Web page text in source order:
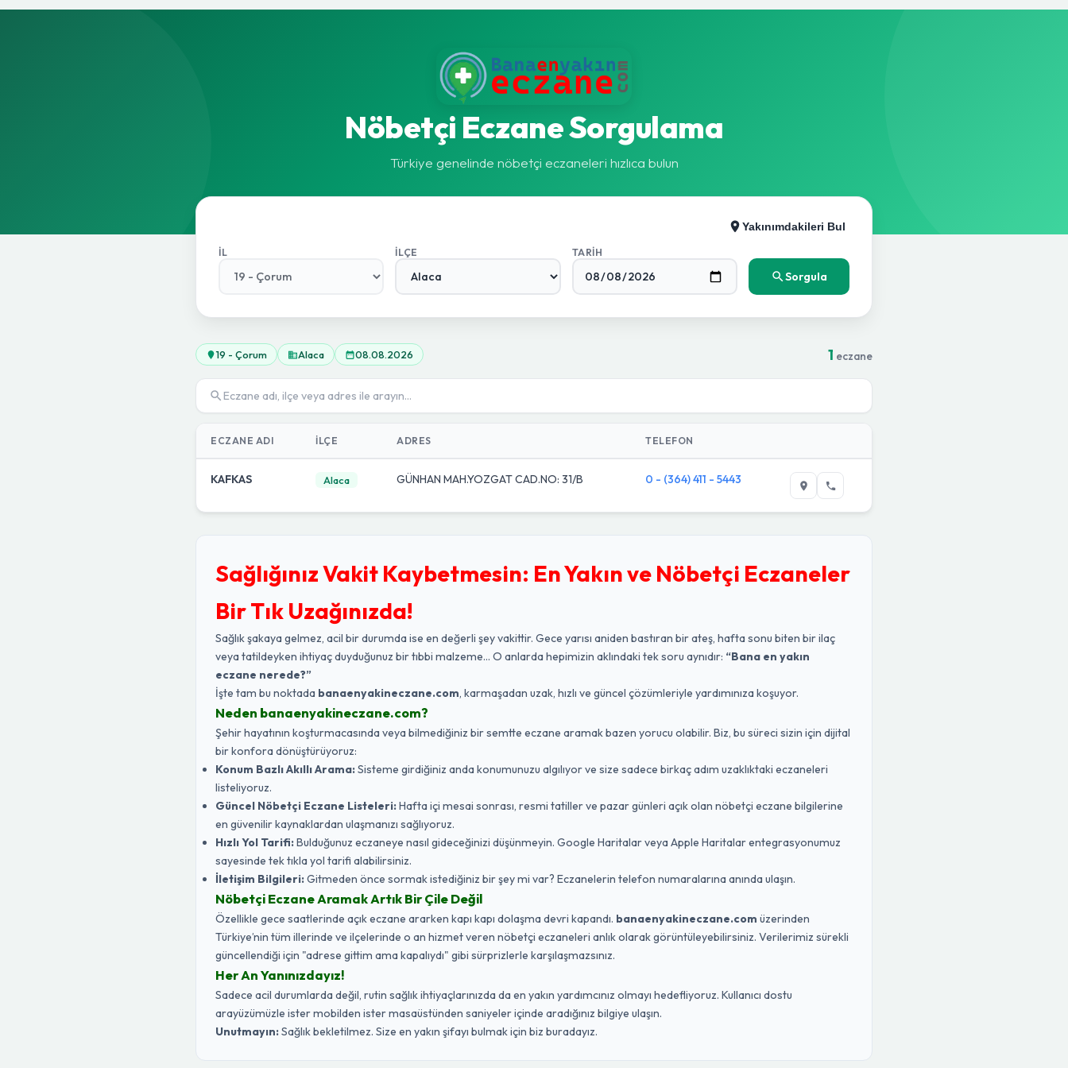
Nöbetçi Eczane Sorgulama
Türkiye genelinde nöbetçi eczaneleri hızlıca bulun
Yakınımdakileri Bul
İL İLÇE TARIH
Sorgula
19 - Çorum Alaca 08.08.2026 1 eczane
ECZANE ADI İLÇE ADRES TELEFON
KAFKAS Alaca GÜNHAN MAH.YOZGAT CAD.NO: 31/B 0 - (364) 411 - 5443
Sağlığınız Vakit Kaybetmesin: En Yakın ve Nöbetçi Eczaneler
Bir Tık Uzağınızda!
Sağlık şakaya gelmez, acil bir durumda ise en değerli şey vakittir. Gece yarısı aniden bastıran bir ateş, hafta sonu biten bir ilaç
veya tatildeyken ihtiyaç duyduğunuz bir tıbbi malzeme... O anlarda hepimizin aklındaki tek soru aynıdır: “Bana en yakın
eczane nerede?”
İşte tam bu noktada banaenyakineczane.com, karmaşadan uzak, hızlı ve güncel çözümleriyle yardımınıza koşuyor.
Neden banaenyakineczane.com?
Şehir hayatının koşturmacasında veya bilmediğiniz bir semtte eczane aramak bazen yorucu olabilir. Biz, bu süreci sizin için dijital
bir konfora dönüştürüyoruz:
Konum Bazlı Akıllı Arama:Sisteme girdiğiniz anda konumunuzu algılıyor ve size sadece birkaç adım uzaklıktaki eczaneleri
listeliyoruz.
Güncel Nöbetçi Eczane Listeleri:Hafta içi mesai sonrası, resmi tatiller ve pazar günleri açık olan nöbetçi eczane bilgilerine
en güvenilir kaynaklardan ulaşmanızı sağlıyoruz.
Hızlı Yol Tarifi:Bulduğunuz eczaneye nasıl gideceğinizi düşünmeyin. Google Haritalar veya Apple Haritalar entegrasyonumuz
sayesinde tek tıkla yol tarifi alabilirsiniz.
İletişim Bilgileri:Gitmeden önce sormak istediğiniz bir şey mi var? Eczanelerin telefon numaralarına anında ulaşın.
Nöbetçi Eczane Aramak Artık Bir Çile Değil
Özellikle gece saatlerinde açık eczane ararken kapı kapı dolaşma devri kapandı. banaenyakineczane.com üzerinden
Türkiye’nin tüm illerinde ve ilçelerinde o an hizmet veren nöbetçi eczaneleri anlık olarak görüntüleyebilirsiniz. Verilerimiz sürekli
güncellendiği için "adrese gittim ama kapalıydı" gibi sürprizlerle karşılaşmazsınız.
Her An Yanınızdayız!
Sadece acil durumlarda değil, rutin sağlık ihtiyaçlarınızda da en yakın yardımcınız olmayı hedefliyoruz. Kullanıcı dostu
arayüzümüzle ister mobilden ister masaüstünden saniyeler içinde aradığınız bilgiye ulaşın.
Unutmayın:Sağlık bekletilmez. Size en yakın şifayı bulmak için biz buradayız.